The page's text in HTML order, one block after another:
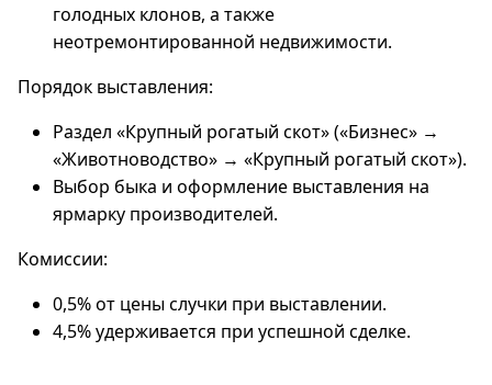
голодных клонов, а также
неотремонтированной недвижимости.
Порядок выставления:
Раздел «Крупный рогатый скот» («Бизнес» →
«Животноводство» → «Крупный рогатый скот»).
Выбор быка и оформление выставления на
ярмарку производителей.
Комиссии:
0,5% от цены случки при выставлении.
4,5% удерживается при успешной сделке.